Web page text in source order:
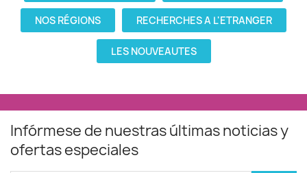
NOS RÉGIONS RECHERCHES A L'ETRANGER
LES NOUVEAUTES
Infórmese de nuestras últimas noticias y
ofertas especiales